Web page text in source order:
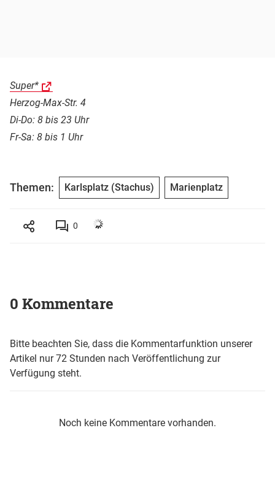
Super*
Herzog-Max-Str. 4
Di-Do: 8 bis 23 Uhr
Fr-Sa: 8 bis 1 Uhr
Themen: Karlsplatz (Stachus) Marienplatz
0
0 Kommentare
Bitte beachten Sie, dass die Kommentarfunktion unserer
Artikel nur 72 Stunden nach Veröffentlichung zur
Verfügung steht.
Noch keine Kommentare vorhanden.